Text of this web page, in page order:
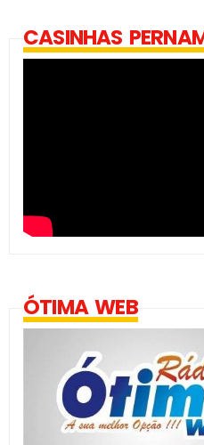
CASINHAS
ÓTIMA WEB